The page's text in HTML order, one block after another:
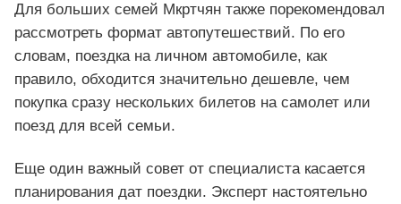
Для больших семей Мкртчян также порекомендовал
рассмотреть формат автопутешествий. По его
словам, поездка на личном автомобиле, как
правило, обходится значительно дешевле, чем
покупка сразу нескольких билетов на самолет или
поезд для всей семьи.
Еще один важный совет от специалиста касается
планирования дат поездки. Эксперт настоятельно